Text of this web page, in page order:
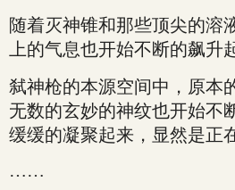
随着灭神锥和那些顶尖的溶
上的气息也开始不断的飙升
弑神枪的本源空间中，原本
无数的玄妙的神纹也开始不
缓缓的凝聚起来，显然是正
……